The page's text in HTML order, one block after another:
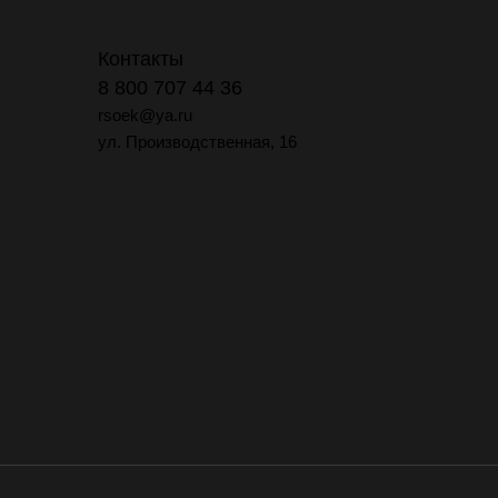
Контакты
8 800 707 44 36
rsoek@ya.ru
ул. Производственная, 16